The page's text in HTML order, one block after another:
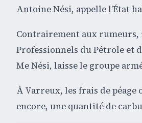
Antoine Nési, appelle l’État
Contrairement aux rumeurs,
Professionnels du Pétrole et
Me Nési, laisse le groupe
À Varreux, les frais de
encore, une quantité de